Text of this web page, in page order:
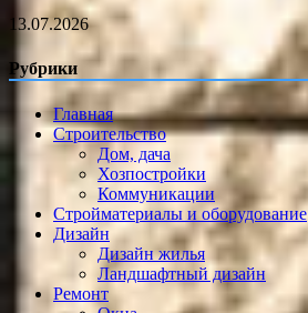
13.07.2026
Рубрики
Главная
Строительство
Дом, дача
Хозпостройки
Коммуникации
Стройматериалы и оборудование
Дизайн
Дизайн жилья
Ландшафтный дизайн
Ремонт